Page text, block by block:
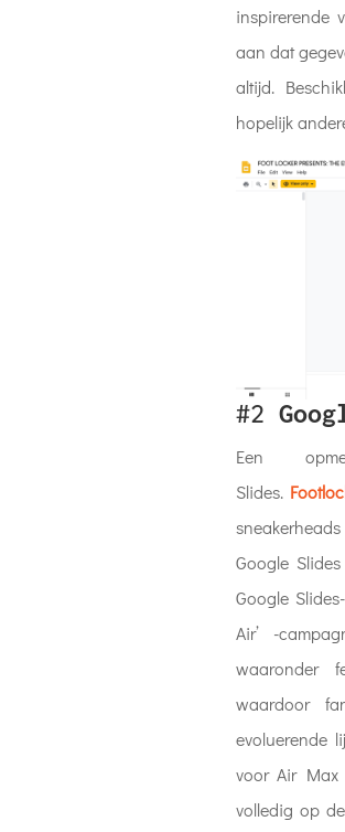
inspirerende
aan dat
altijd.
hopelijk
#2
Een
Slides.
Google
Google
Air’ -
waaronder
waardoor
evoluerende
voor Air Max
volledig op